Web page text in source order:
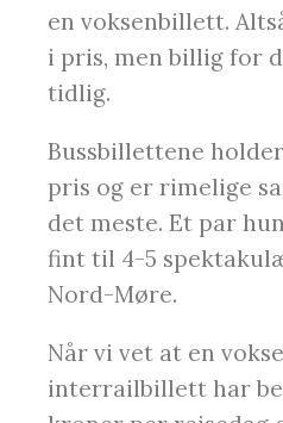
en voksenbillett.
i pris, men billig for
tidlig.
Bussbillettene
pris og er rimelige
det meste. Et par
fint til 4-5
Nord-Møre.
Når vi vet at en
interrailbillett har